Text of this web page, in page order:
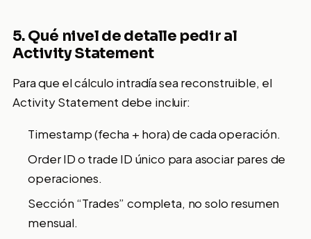
5. Qué nivel de detalle pedir al
Activity Statement
Para que el cálculo intradía sea reconstruible, el
Activity Statement debe incluir:
Timestamp (fecha + hora) de cada operación.
Order ID o trade ID único para asociar pares de
operaciones.
Sección “Trades” completa, no solo resumen
mensual.